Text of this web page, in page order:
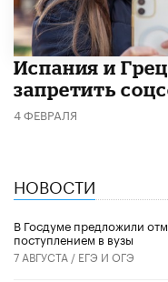
Испания и
запретить
4 ФЕВРАЛЯ
НОВОСТИ
В Госдуме предложили
поступлением в вузы
7 АВГУСТА / ЕГЭ И ОГЭ